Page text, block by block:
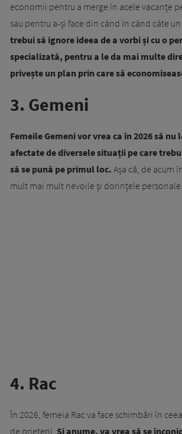
economii pentru a merge în acele vacanțe
sau pentru a-și face din când în când câte
trebui să ignore ideea de a vorbi și cu o
specializată, pentru a le da mai multe
privește un plan prin care să
3. Gemeni
Femeile Gemeni vor vrea ca în 2026 să nu
afectate de diversele situații pe care
să se pună pe primul loc. Așa că, de acum
mult mai mult nevoile și dorințele personale.
4. Rac
În 2026, femeia Rac va face schimbări în
de prieteni. Și anume, va vrea să se